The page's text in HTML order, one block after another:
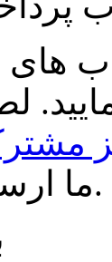
ما ارسال نمایید.